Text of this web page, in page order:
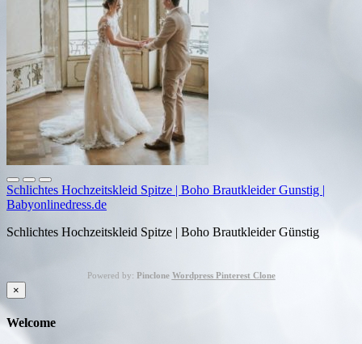
Schlichtes Hochzeitskleid Spitze | Boho Brautkleider Gunstig |
Babyonlinedress.de
Schlichtes Hochzeitskleid Spitze | Boho Brautkleider Günstig
Powered by: Pinclone Wordpress Pinterest Clone
×
Welcome